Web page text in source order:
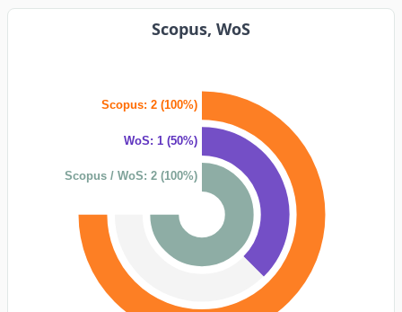
Scopus, WoS
Scopus: 2 (100%)
WoS: 1 (50%)
Scopus / WoS: 2 (100%)